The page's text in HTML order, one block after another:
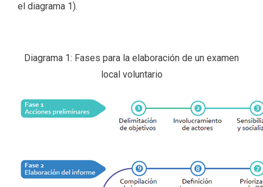
el diagrama 1).
Diagrama 1: Fases para la elaboración de un examen
local voluntario